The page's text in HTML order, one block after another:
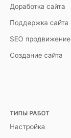
Доработка сайта
Поддержка сайта
SEO продвижение
Создание сайта
ТИПЫ РАБОТ
Настройка